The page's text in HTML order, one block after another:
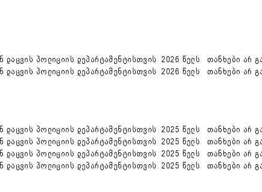
პოლიციის დეპარტამენტისთვის 2026 წელს თანხები არ
პოლიციის დეპარტამენტისთვის 2026 წელს თანხები არ
პოლიციის დეპარტამენტისთვის 2025 წელს თანხები არ
პოლიციის დეპარტამენტისთვის 2025 წელს თანხები არ
პოლიციის დეპარტამენტისთვის 2025 წელს თანხები არ
პოლიციის დეპარტამენტისთვის 2025 წელს თანხები არ